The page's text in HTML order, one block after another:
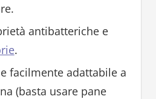
antibatteriche e
.
facilmente adattabile a
(basta usare pane